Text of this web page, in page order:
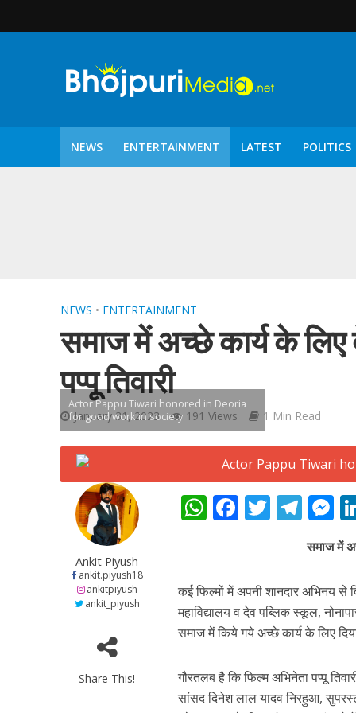
NEWS ENTERTAINMENT LATEST POLITICS
शिवानी सिंह का नया
वर्ल्डवाइड रिकॉर्ड्स
NEWS • ENTERTAINMENT
समाज में अच्छे कार्य के लिए
पप्पू तिवारी
January 31, 2023 191 Views 1 Min Read
Actor Pappu Tiwari honored in Deoria
for good work in society
Ankit Piyush
ankit.piyush18
ankitpiyush
ankit_piyush
Share This!
W
s
A
p
F
b
o
o
T
er
T
e
gr
a
m
e
e
n
g
समाज में
कई फिल्मों में अपनी शानदार अभिनय से
महाविद्यालय व देव पब्लिक स्कूल,
समाज में किये गये अच्छे कार्य के लिए
गौरतलब है कि फिल्म अभिनेता पप्पू
सांसद दिनेश लाल यादव निरहुआ,